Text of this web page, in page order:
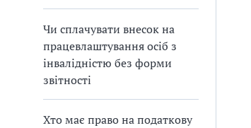
Чи сплачувати внесок на
працевлаштування осіб з
інвалідністю без форми
звітності
Хто має право на податкову